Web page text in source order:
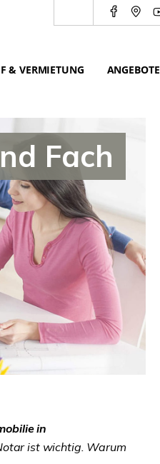
& VERMIETUNG ANGEBOTE
Fach
in
ist wichtig. Warum